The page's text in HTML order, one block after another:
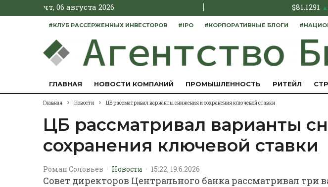
чт, 06 августа 2026 | $81.1291 ▲
#КЛУБ РАССЕРЖЕННЫХ ИНВЕСТОРОВ #IPO #КОРПОРАТИВНЫЕ БЛОГИ
ГЛАВНАЯ НОВОСТИ КОМПАНИЙ ПРОМЫШЛЕННОСТЬ РИТЕЙЛ
Главная Новости ЦБ рассматривал варианты снижения и сохранения ключевой ставки
ЦБ рассматривал варианты
сохранения ключевой ставки
Роман Соловьев · Новости · 15:22, 19.6.2026
Совет директоров Центрального банка рассматривал три